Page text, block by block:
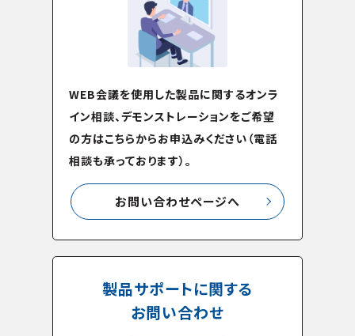
WEB会議を使用した製品に関するオンラ
イン相談、デモンストレーションをご希望
の方はこちらからお申込みください（電話
相談も承っております）。
お問い合わせページへ
製品サポートに関する
お問い合わせ